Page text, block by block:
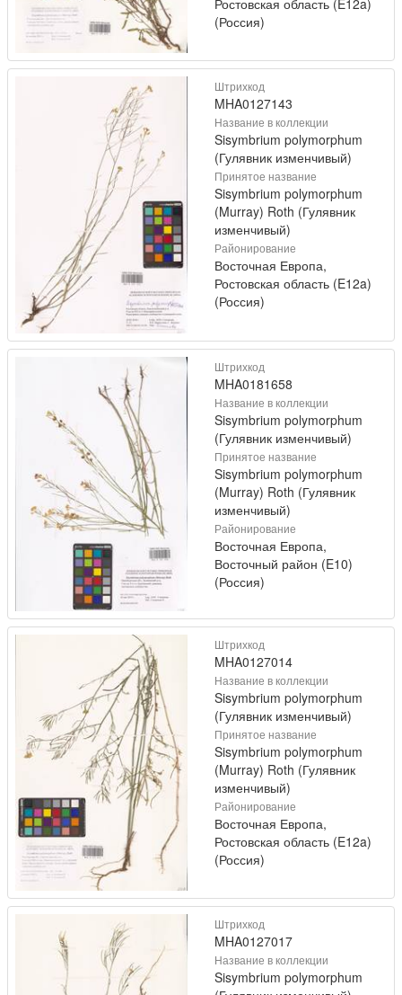
(Россия)
Штрихкод
MHA0127143
Название в коллекции
Sisymbrium polymorphum
(Гулявник изменчивый)
Принятое название
Sisymbrium polymorphum
(Murray) Roth (Гулявник
изменчивый)
Районирование
Восточная Европа,
Ростовская область (E12a)
(Россия)
Штрихкод
MHA0181658
Название в коллекции
Sisymbrium polymorphum
(Гулявник изменчивый)
Принятое название
Sisymbrium polymorphum
(Murray) Roth (Гулявник
изменчивый)
Районирование
Восточная Европа,
Восточный район (E10)
(Россия)
Штрихкод
MHA0127014
Название в коллекции
Sisymbrium polymorphum
(Гулявник изменчивый)
Принятое название
Sisymbrium polymorphum
(Murray) Roth (Гулявник
изменчивый)
Районирование
Восточная Европа,
Ростовская область (E12a)
(Россия)
Штрихкод
MHA0127017
Название в коллекции
Sisymbrium polymorphum